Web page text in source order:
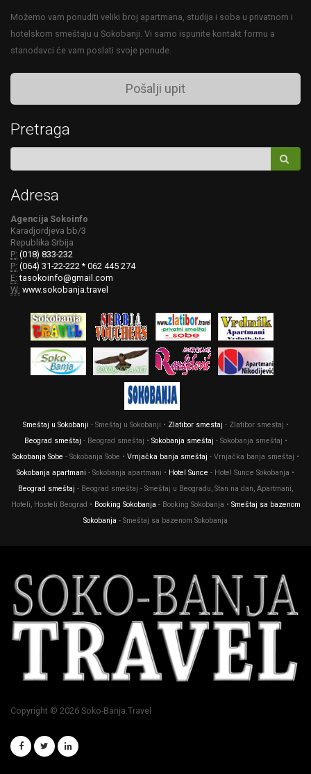
Možemo vam ponuditi veliki broj apartmana, studija i soba u privatnom i
hotelskom smeštaju u Sokobanji. Vi samo ispunite kontakt formu a
stanodavci će vam poslati svoje ponude.
Pošalji upit
Pretraga
Adresa
Agencija Sokoinfo
Karadjordjeva bb/3
Republika Srbija
P: (018) 833-232
P: (064) 31-22-222 * 062 445 274
E: tasokoinfo@gmail.com
W: www.sokobanja.travel
Smeštaj u Sokobanji - Smeštaj u Sokobanji • Zlatibor smestaj - Zlatibor smestaj •
Beograd smeštaj - Beograd smeštaj • Sokobanja smeštaj - Sokobanja smeštaj •
Sokobanja Sobe - Sokobanja Sobe • Vrnjačka banja smeštaj - Vrnjačka banja smeštaj •
Sokobanja apartmani - Sokobanja apartmani • Hotel Sunce - Hotel Sunce Sokobanja •
Beograd smeštaj - Beograd smeštaj - Smeštaj u Beogradu, Stan na dan, Apartmani,
Hoteli, Hosteli Beograd • Booking Sokobanja - Booking Sokobanja • Smeštaj sa bazenom
Sokobanja - Smeštaj sa bazenom Sokobanja
Copyright © 2026 Soko-Banja.Travel